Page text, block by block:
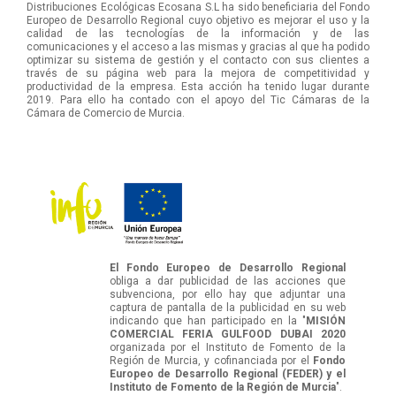
Distribuciones Ecológicas Ecosana S.L ha sido beneficiaria del Fondo
Europeo de Desarrollo Regional cuyo objetivo es mejorar el uso y la
calidad de las tecnologías de la información y de las
comunicaciones y el acceso a las mismas y gracias al que ha podido
optimizar su sistema de gestión y el contacto con sus clientes a
través de su página web para la mejora de competitividad y
productividad de la empresa. Esta acción ha tenido lugar durante
2019. Para ello ha contado con el apoyo del Tic Cámaras de la
Cámara de Comercio de Murcia.
El Fondo Europeo de Desarrollo Regional
obliga a dar publicidad de las acciones que
subvenciona, por ello hay que adjuntar una
captura de pantalla de la publicidad en su web
indicando que han participado en la " MISIÓN
COMERCIAL FERIA GULFOOD DUBAI 2020
organizada por el Instituto de Fomento de la
Región de Murcia, y cofinanciada por el
Fondo
Europeo de Desarrollo Regional (FEDER) y el
Instituto de Fomento de la Región de Murcia".